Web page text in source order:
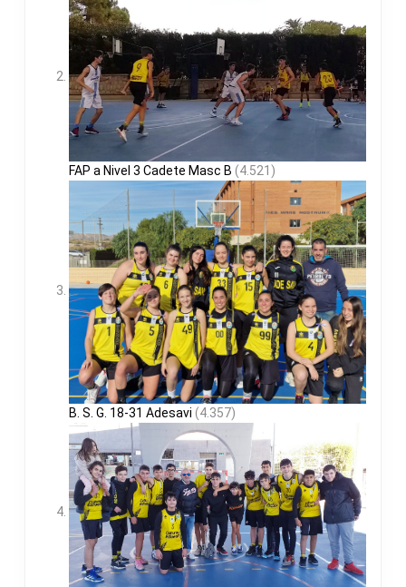
FAP a Nivel 3 Cadete Masc B (4.521)
B. S. G. 18-31 Adesavi (4.357)